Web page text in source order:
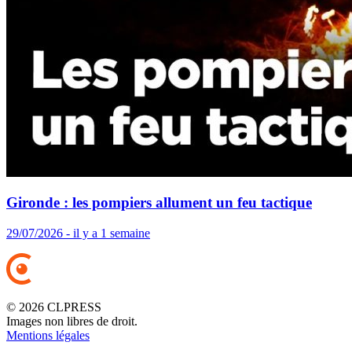
Gironde : les pompiers allument un feu tactique
29/07/2026 - il y a 1 semaine
© 2026 CLPRESS
Images non libres de droit.
Mentions légales